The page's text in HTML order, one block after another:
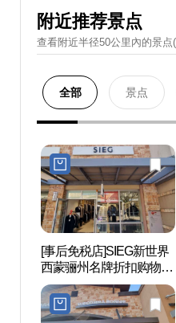
附近推荐景点
查看附近半径50公里內的景点
全部 景点
[事后免税店]SIEG新世界
西蒙骊州名牌折扣购物中
心(지이크 신세계사이먼
프리미엄아울렛 여주점)